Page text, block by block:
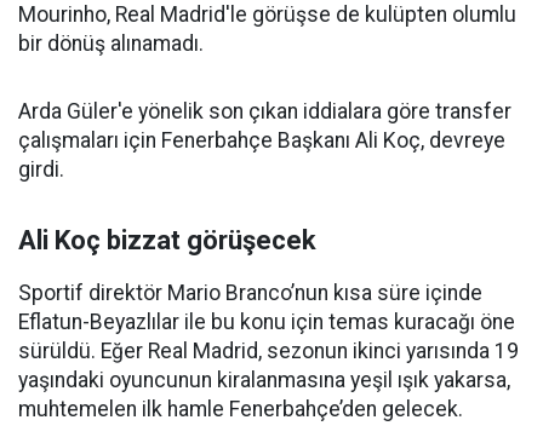
Mourinho, Real Madrid'le görüşse de kulüpten olumlu
bir dönüş alınamadı.
Arda Güler'e yönelik son çıkan iddialara göre transfer
çalışmaları için Fenerbahçe Başkanı Ali Koç, devreye
girdi.
Ali Koç bizzat görüşecek
Sportif direktör Mario Branco’nun kısa süre içinde
Eflatun-Beyazlılar ile bu konu için temas kuracağı öne
sürüldü. Eğer Real Madrid, sezonun ikinci yarısında 19
yaşındaki oyuncunun kiralanmasına yeşil ışık yakarsa,
muhtemelen ilk hamle Fenerbahçe’den gelecek.